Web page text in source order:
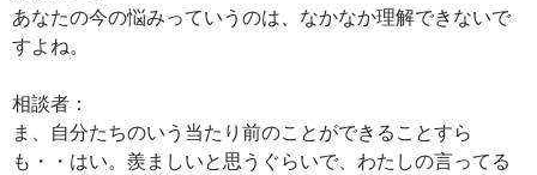
あなたの今の悩みっていうのは、なかなか理解できないで
すよね。
相談者：
ま、自分たちのいう当たり前のことができることすら
も・・はい。羨ましいと思うぐらいで、わたしの言ってる